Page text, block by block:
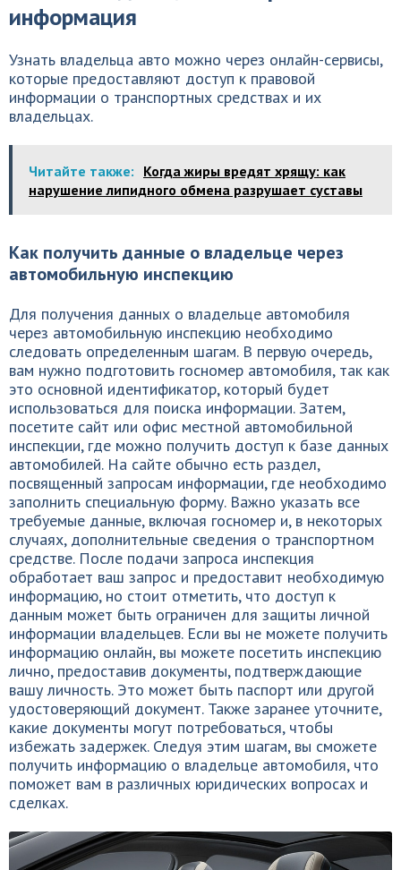
информация
Узнать владельца авто можно через онлайн-сервисы,
которые предоставляют доступ к правовой
информации о транспортных средствах и их
владельцах.
Читайте также: Когда жиры вредят хрящу: как
нарушение липидного обмена разрушает суставы
Как получить данные о владельце через
автомобильную инспекцию
Для получения данных о владельце автомобиля
через автомобильную инспекцию необходимо
следовать определенным шагам. В первую очередь,
вам нужно подготовить госномер автомобиля, так как
это основной идентификатор, который будет
использоваться для поиска информации. Затем,
посетите сайт или офис местной автомобильной
инспекции, где можно получить доступ к базе данных
автомобилей. На сайте обычно есть раздел,
посвященный запросам информации, где необходимо
заполнить специальную форму. Важно указать все
требуемые данные, включая госномер и, в некоторых
случаях, дополнительные сведения о транспортном
средстве. После подачи запроса инспекция
обработает ваш запрос и предоставит необходимую
информацию, но стоит отметить, что доступ к
данным может быть ограничен для защиты личной
информации владельцев. Если вы не можете получить
информацию онлайн, вы можете посетить инспекцию
лично, предоставив документы, подтверждающие
вашу личность. Это может быть паспорт или другой
удостоверяющий документ. Также заранее уточните,
какие документы могут потребоваться, чтобы
избежать задержек. Следуя этим шагам, вы сможете
получить информацию о владельце автомобиля, что
поможет вам в различных юридических вопросах и
сделках.